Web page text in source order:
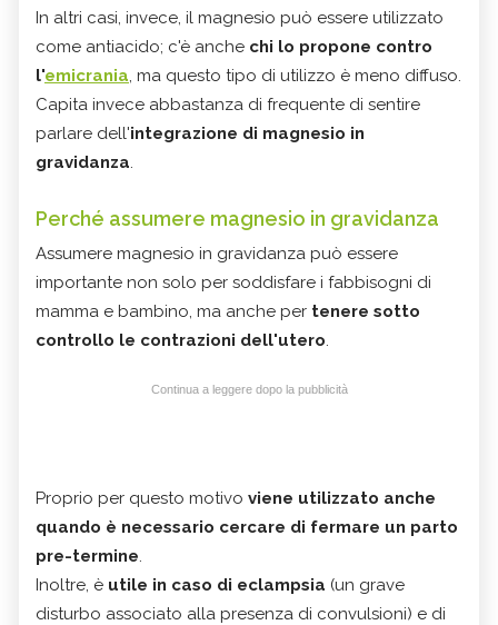
In altri casi, invece, il magnesio può essere utilizzato
come antiacido; c'è anche chi lo propone contro
l'emicrania, ma questo tipo di utilizzo è meno diffuso.
Capita invece abbastanza di frequente di sentire
parlare dell'integrazione di magnesio in
gravidanza.
Perché assumere magnesio in gravidanza
Assumere magnesio in gravidanza può essere
importante non solo per soddisfare i fabbisogni di
mamma e bambino, ma anche per tenere sotto
controllo le contrazioni dell'utero.
Continua a leggere dopo la pubblicità
Proprio per questo motivo viene utilizzato anche
quando è necessario cercare di fermare un parto
pre-termine.
Inoltre, è utile in caso di eclampsia (un grave
disturbo associato alla presenza di convulsioni) e di